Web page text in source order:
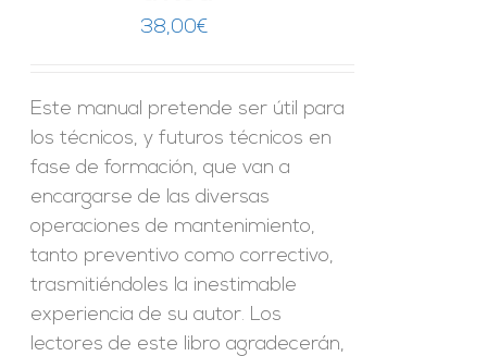
38,00€
Este manual pretende ser útil para
los técnicos, y futuros técnicos en
fase de formación, que van a
encargarse de las diversas
operaciones de mantenimiento,
tanto preventivo como correctivo,
trasmitiéndoles la inestimable
experiencia de su autor. Los
lectores de este libro agradecerán,